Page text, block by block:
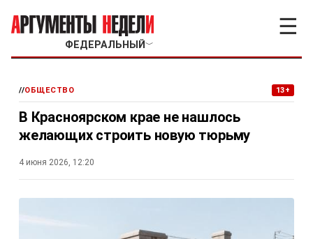
ФЕДЕРАЛЬНЫЙ ﹀
☰
//ОБЩЕСТВО 13+
В Красноярском крае не нашлось
желающих строить новую тюрьму
4 июня 2026, 12:20